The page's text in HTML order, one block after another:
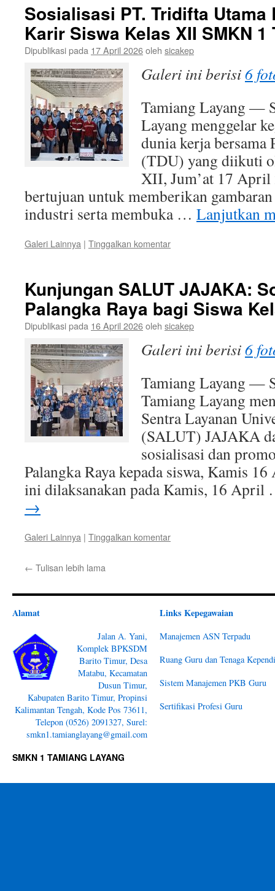
Sosialisasi PT. Tridifta Utama
Karir Siswa Kelas XII SMKN
Dipublikasi pada 17 April 2026oleh sicakep
Galeri ini berisi6
Tamiang Layang —
Layang menggelar
dunia kerja
(TDU) yang diikuti
XII, Jum’at 17 April
bertujuan untuk memberikan
industri serta membuka … Lanjutkan
Galeri Lainnya | Tinggalkan komentar
Kunjungan SALUT JAJAKA:
Palangka Raya bagi Siswa
Dipublikasi pada 16 April 2026oleh sicakep
Galeri ini berisi6
Tamiang Layang —
Tamiang Layang
Sentra Layanan
(SALUT) JAJAKA
sosialisasi dan
Palangka Raya kepada siswa, Kamis
ini dilaksanakan pada Kamis, 16
→
Galeri Lainnya | Tinggalkan komentar
← Tulisan lebih lama
Alamat
Jalan A. Yani,
Komplek BPKSDM
Barito Timur, Desa
Matabu, Kecamatan
Dusun Timur,
Kabupaten Barito Timur, Propinsi
Kalimantan Tengah, Kode Pos 73611,
Telepon (0526) 2091327, Surel:
smkn1.tamianglayang@gmail.com
Links Kepegawaian
Manajemen ASN Terpadu
Ruang Guru dan Tenaga
Sistem Manajemen PKB Guru
Sertifikasi Profesi Guru
SMKN 1 TAMIANG LAYANG